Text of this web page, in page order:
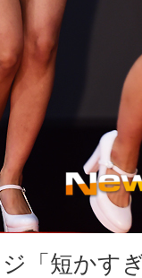
「短かす